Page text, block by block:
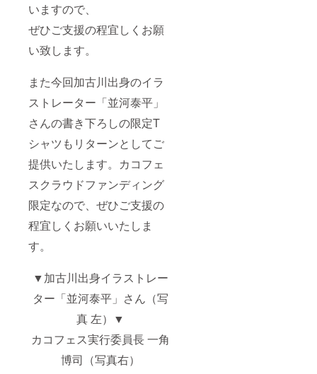
いますので、
ぜひご支援の程宜しくお願
い致します。
また今回加古川出身のイラ
ストレーター「並河泰平」
さんの書き下ろしの限定T
シャツもリターンとしてご
提供いたします。カコフェ
スクラウドファンディング
限定なので、ぜひご支援の
程宜しくお願いいたしま
す。
▼加古川出身イラストレー
ター「並河泰平」さん（写
真 左）▼
カコフェス実行委員長 一角
博司（写真右）